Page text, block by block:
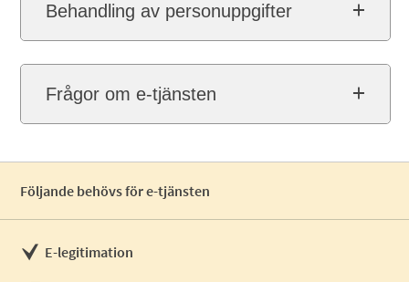
Behandling av personuppgifter
Frågor om e-tjänsten
Följande behövs för e-tjänsten
E-legitimation